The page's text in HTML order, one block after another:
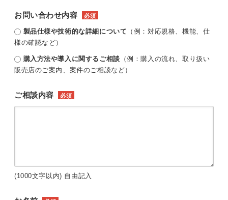
お問い合わせ内容 必須
製品仕様や技術的な詳細について （例：対応規格、機能、仕
様の確認など）
購入方法や導入に関するご相談 （例：購入の流れ、取り扱い
販売店のご案内、案件のご相談など）
ご相談内容 必須
(1000文字以内) 自由記入